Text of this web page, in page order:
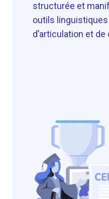
structurée et
outils linguistiques
d’articulation et